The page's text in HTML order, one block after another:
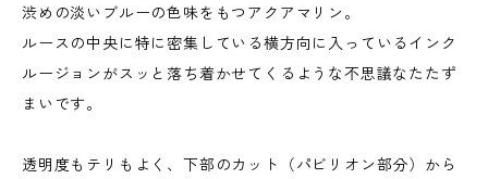
渋めの淡いブルーの色味をもつアクアマリン。
ルースの中央に特に密集している横方向に入っているインク
ルージョンがスッと落ち着かせてくるような不思議なたたず
まいです。
透明度もテリもよく、下部のカット（パビリオン部分）から